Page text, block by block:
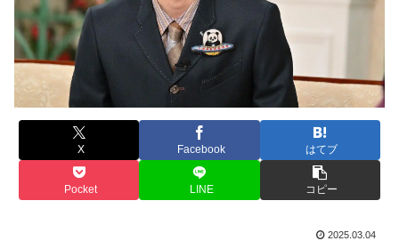
X Facebook はてブ
Pocket LINE コピー
2025.03.04